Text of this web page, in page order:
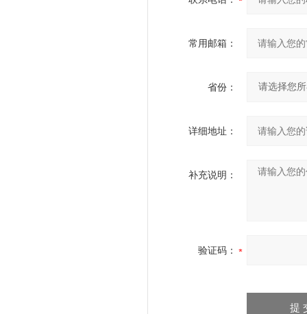
常用邮箱：
省份：
详细地址：
补充说明：
验证码：